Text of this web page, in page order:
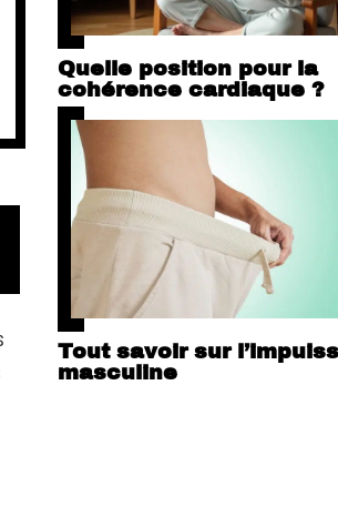
Quelle position pour la
cohérence cardiaque ?
Tout savoir sur
masculine